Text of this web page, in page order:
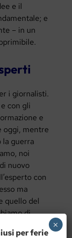
e il
e
– in un
i giornalisti.
con gli
e
oggi, mentre
la guerra
noi
nuovo
con
ma
quello del
di
per ferie
×